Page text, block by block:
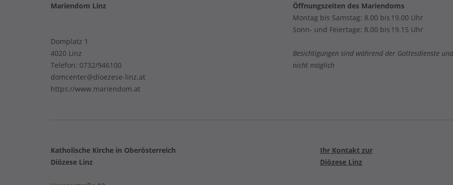
Mariendom Linz
Domplatz 1
4020 Linz
Telefon: 0732/946100
domcenter@dioezese-linz.at
https://www.mariendom.at
Öffnungszeiten des Mariendoms
Montag bis Samstag: 8.00 bis 19.00 Uhr
Sonn- und Feiertage: 8.00 bis 19.15 Uhr
Besichtigungen sind während der Gottesdienste
nicht möglich
Katholische Kirche in Oberösterreich
Diözese Linz
Ihr Kontakt zur
Diözese Linz